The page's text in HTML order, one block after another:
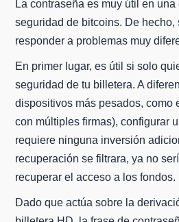
La contraseña es muy útil en
seguridad de bitcoins. De hecho,
responder a problemas muy
En primer lugar, es útil si solo
seguridad de tu billetera. A
dispositivos más pesados, como
con múltiples firmas), configurar
requiere ninguna inversión
recuperación se filtrara, ya no
recuperar el acceso a los fondos.
Dado que actúa sobre la